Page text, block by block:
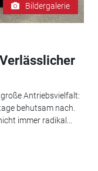
Bildergalerie
Antriebsvielfalt:
behutsam nach.
immer radikal...